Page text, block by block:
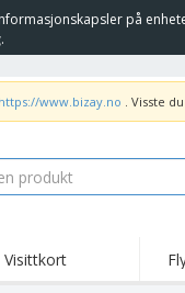
på
.
https://www.bizay.no . Visste
Visittkort